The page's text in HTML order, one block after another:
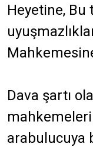
Heyetine, Bu
Dava şartı
arabulucuya